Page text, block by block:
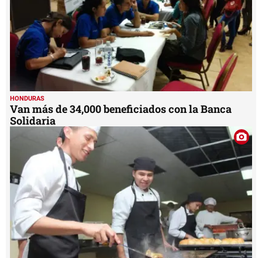
HONDURAS
Van más de 34,000 beneficiados con la Banca
Solidaria